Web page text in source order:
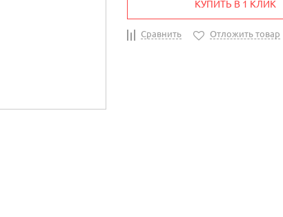
КУПИТЬ В 1 КЛИК
Сравнить Отложить товар